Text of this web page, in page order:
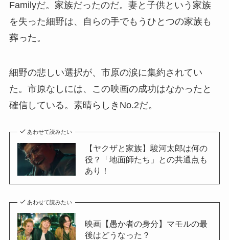
Familyだ。家族だったのだ。妻と子供という家族
を失った細野は、自らの手でもうひとつの家族も
葬った。
細野の悲しい選択が、市原の涙に集約されてい
た。市原なしには、この映画の成功はなかったと
確信している。素晴らしきNo.2だ。
あわせて読みたい
【ヤクザと家族】駿河太郎は何の
役？「地面師たち」との共通点も
あり！
あわせて読みたい
映画【愚か者の身分】マモルの最
後はどうなった？